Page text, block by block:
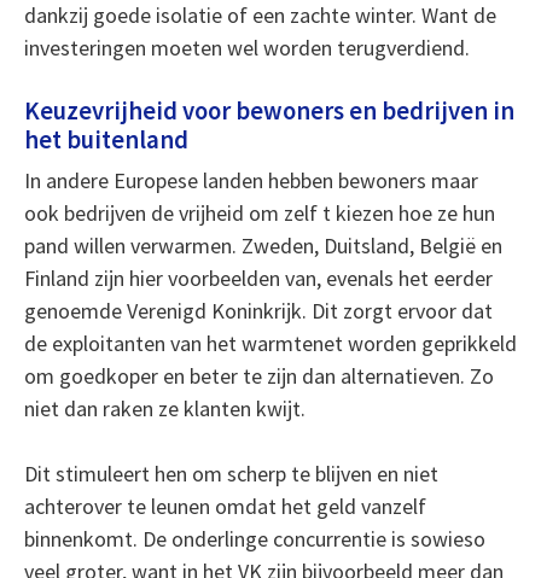
dankzij goede isolatie of een zachte winter. Want de
investeringen moeten wel worden terugverdiend.
Keuzevrijheid voor bewoners en bedrijven in
het buitenland
In andere Europese landen hebben bewoners maar
ook bedrijven de vrijheid om zelf t kiezen hoe ze hun
pand willen verwarmen. Zweden, Duitsland, België en
Finland zijn hier voorbeelden van, evenals het eerder
genoemde Verenigd Koninkrijk. Dit zorgt ervoor dat
de exploitanten van het warmtenet worden geprikkeld
om goedkoper en beter te zijn dan alternatieven. Zo
niet dan raken ze klanten kwijt.
Dit stimuleert hen om scherp te blijven en niet
achterover te leunen omdat het geld vanzelf
binnenkomt. De onderlinge concurrentie is sowieso
veel groter, want in het VK zijn bijvoorbeeld meer dan